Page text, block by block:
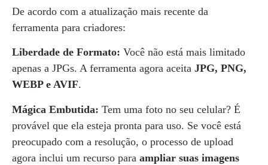
De acordo com a atualização mais recente da
ferramenta para criadores:
Liberdade de Formato: Você não está mais limitado
apenas a JPGs. A ferramenta agora aceita JPG, PNG,
WEBP e AVIF.
Mágica Embutida: Tem uma foto no seu celular? É
provável que ela esteja pronta para uso. Se você está
preocupado com a resolução, o processo de upload
agora inclui um recurso para ampliar suas imagens